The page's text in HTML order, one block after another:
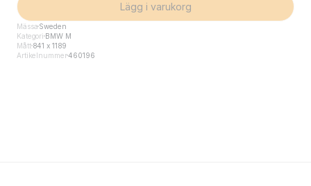
Lägg i varukorg
Mässa Sweden
Kategori BMW M
Mått841 x 1189
Artikelnummer460196